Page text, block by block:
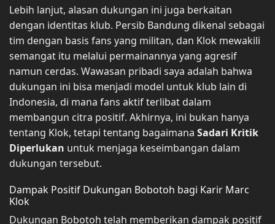
Lebih lanjut, alasan dukungan ini juga berkaitan
dengan identitas klub. Persib Bandung dikenal sebagai
tim dengan basis fans yang militan, dan Klok mewakili
semangat itu melalui permainannya yang agresif
namun cerdas. Wawasan pribadi saya adalah bahwa
dukungan ini bisa menjadi model untuk klub lain di
Indonesia, di mana fans aktif terlibat dalam
membangun citra positif. Akhirnya, ini bukan hanya
tentang Klok, tetapi tentang bagaimana Sadari Kritik
Diperlukan untuk menjaga keseimbangan dalam
dukungan tersebut.
Dampak Positif Dukungan Bobotoh bagi Karir Marc
Klok
Dukungan Bobotoh telah memberikan dampak positif